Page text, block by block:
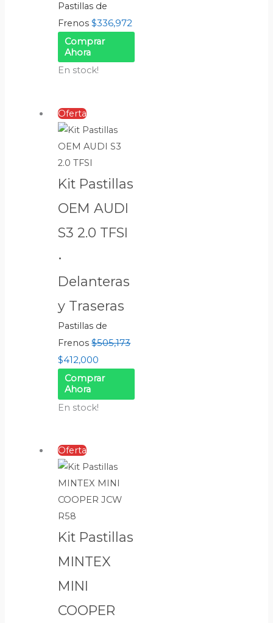
Pastillas de
Frenos$336,972
Comprar
Ahora
En stock!
Oferta
Kit Pastillas
OEM AUDI
S3 2.0 TFSI
•
Delanteras
y Traseras
Pastillas de
Frenos$505,173
$412,000
Comprar
Ahora
En stock!
Oferta
Kit Pastillas
MINTEX
MINI
COOPER